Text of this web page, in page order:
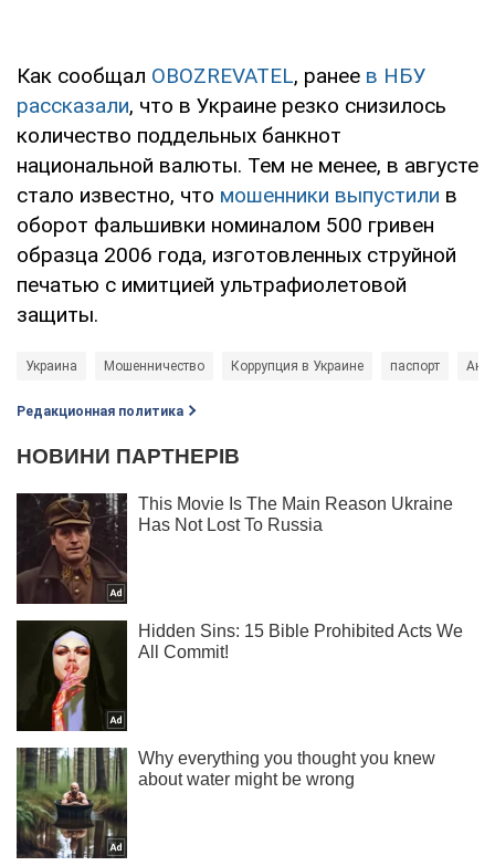
Как сообщал OBOZREVATEL, ранее в НБУ
рассказали, что в Украине резко снизилось
количество поддельных банкнот
национальной валюты. Тем не менее, в августе
стало известно, что мошенники выпустили в
оборот фальшивки номиналом 500 гривен
образца 2006 года, изготовленных струйной
печатью с имитцией ультрафиолетовой
защиты.
Украина Мошенничество Коррупция в Украине паспорт
Редакционная политика